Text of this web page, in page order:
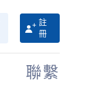
註
冊
聯繫